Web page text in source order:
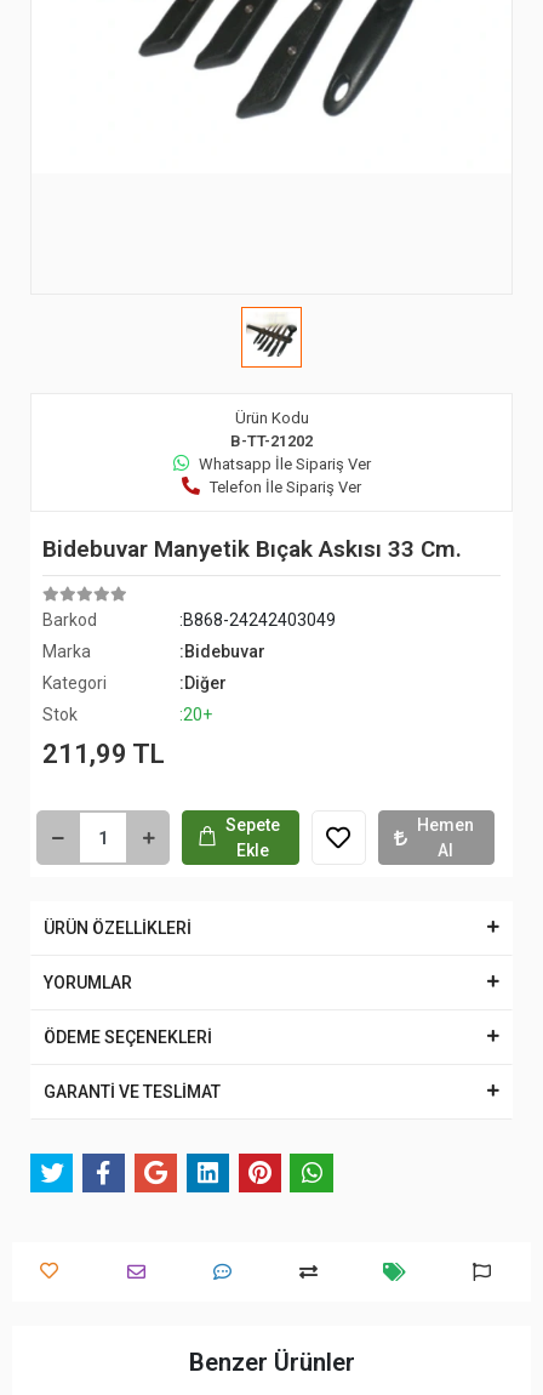
Ürün Kodu
B-TT-21202
Whatsapp İle Sipariş Ver
Telefon İle Sipariş Ver
Bidebuvar Manyetik Bıçak Askısı 33 Cm.
Barkod
:B868-24242403049
Marka
:Bidebuvar
Kategori
:Diğer
Stok
:20+
211,99 TL
Sepete
Ekle
Hemen
Al
ÜRÜN ÖZELLİKLERİ
YORUMLAR
ÖDEME SEÇENEKLERİ
GARANTİ VE TESLİMAT
Benzer Ürünler